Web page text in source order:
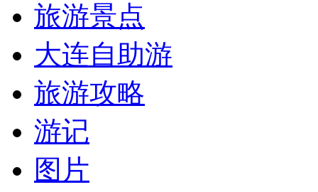
旅游景点
大连自助游
旅游攻略
游记
图片